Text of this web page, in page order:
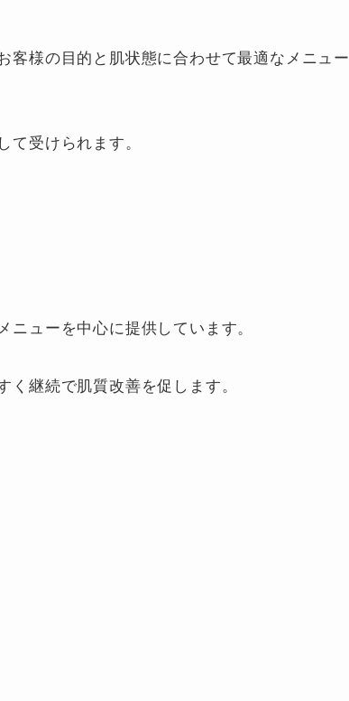
客様の目的と肌状態に合わせて最適なメニュー
て受けられます。
ューを中心に提供しています。
継続で肌質改善を促します。